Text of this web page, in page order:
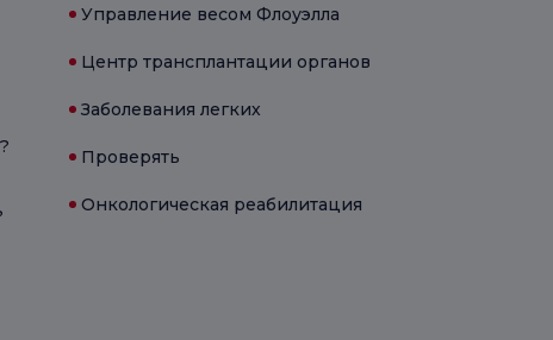
Управление весом Флоуэлла
Центр трансплантации органов
Заболевания легких
Проверять
Онкологическая реабилитация